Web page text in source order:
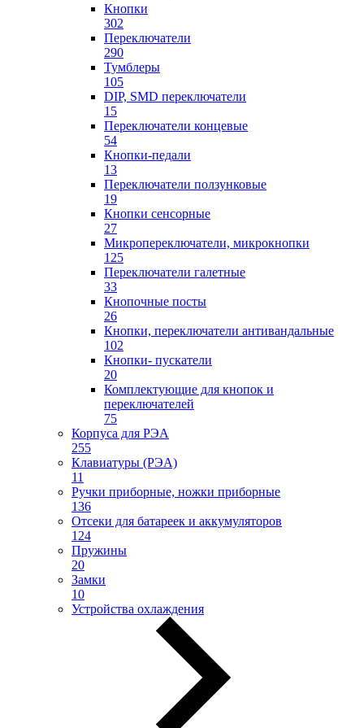
Кнопки
302
Переключатели
290
Тумблеры
105
DIP, SMD переключатели
15
Переключатели концевые
54
Кнопки-педали
13
Переключатели ползунковые
19
Кнопки сенсорные
27
Микропереключатели, микрокнопки
125
Переключатели галетные
33
Кнопочные посты
26
Кнопки, переключатели антивандальные
102
Кнопки- пускатели
20
Комплектующие для кнопок и
переключателей
75
Корпуса для РЭА
255
Клавиатуры (РЭА)
11
Ручки приборные, ножки приборные
136
Отсеки для батареек и аккумуляторов
124
Пружины
20
Замки
10
Устройства охлаждения